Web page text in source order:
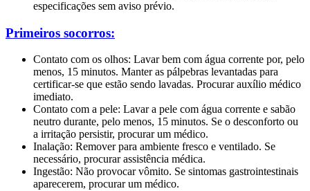
especificações sem aviso prévio.
Primeiros socorros:
Contato com os olhos: Lavar bem com água corrente por, pelo
menos, 15 minutos. Manter as pálpebras levantadas para
certificar-se que estão sendo lavadas. Procurar auxílio médico
imediato.
Contato com a pele: Lavar a pele com água corrente e sabão
neutro durante, pelo menos, 15 minutos. Se o desconforto ou
a irritação persistir, procurarum médico.
Inalação: Remover para ambiente fresco e ventilado. Se
necessário, procurarassistência médica.
Ingestão: Não provocar vômito. Se sintomas gastrointestinais
aparecerem, procurar um médico.